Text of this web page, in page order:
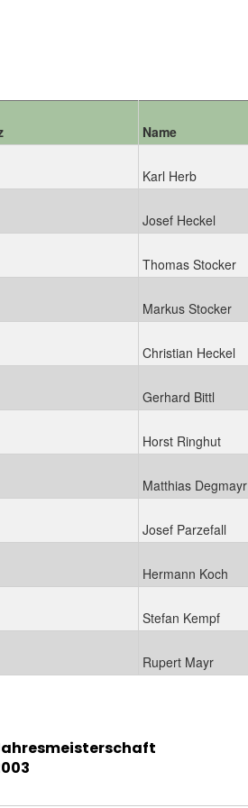
Name
Karl Herb
Josef Heckel
Thomas Stocker
Markus Stocker
Christian Heckel
Gerhard Bittl
Horst Ringhut
Matthias Degmayr
Josef Parzefall
Hermann Koch
Stefan Kempf
Rupert Mayr